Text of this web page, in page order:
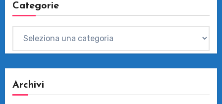
Categorie
Archivi